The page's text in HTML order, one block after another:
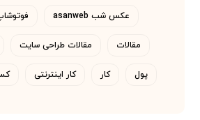
عکس شب asanweb
مقالات مقالات طراحی سایت
پول کار کار اینترنتی